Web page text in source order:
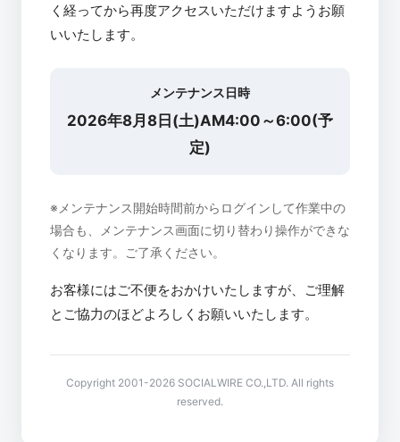
く経ってから再度アクセスいただけますようお願
いいたします。
メンテナンス日時
2026年8月8日(土)AM4:00～6:00(予
定)
※メンテナンス開始時間前からログインして作業中の
場合も、メンテナンス画面に切り替わり操作ができな
くなります。ご了承ください。
お客様にはご不便をおかけいたしますが、ご理解
とご協力のほどよろしくお願いいたします。
Copyright 2001-2026 SOCIALWIRE CO.,LTD. All rights
reserved.